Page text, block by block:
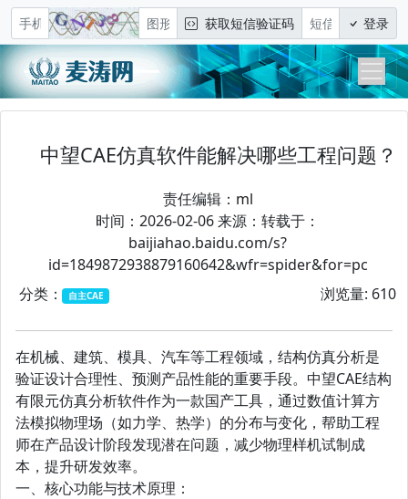
获取短信验证码 登录
中望CAE仿真软件能解决哪些工程问题？
责任编辑： ml
时间：2026-02-06 来源：转载于：
baijiahao.baidu.com/s?
id=1849872938879160642&wfr=spider&for=pc
分类： 自主CAE 浏览量: 610
在机械、建筑、模具、汽车等工程领域，结构仿真分析是
验证设计合理性、预测产品性能的重要手段。中望CAE结构
有限元仿真分析软件作为一款国产工具，通过数值计算方
法模拟物理场（如力学、热学）的分布与变化，帮助工程
师在产品设计阶段发现潜在问题，减少物理样机试制成
本，提升研发效率。
一、核心功能与技术原理：